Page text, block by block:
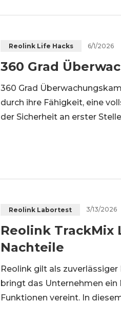
Reolink Life Hacks 6/1/2026
360 Grad
360 Grad
durch ihre Fähigkeit, eine
der Sicherheit an erster
Reolink Labortest 3/13/2026
Reolink TrackMix
Nachteile
Reolink gilt als
bringt das Unternehmen
Funktionen vereint. In